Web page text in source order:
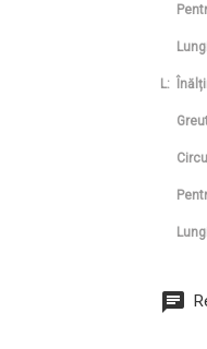
Pentru
L:
Pentru